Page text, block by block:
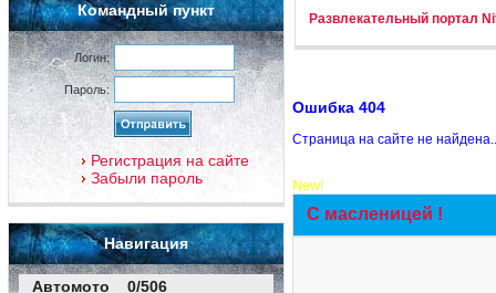
Командный пункт
Логин:
Пароль:
Регистрация на сайте
Забыли пароль
Навигация
Автомото 0/506
Развлекательный портал
Ошибка 404
Страница на сайте не
New!
С масленицей !